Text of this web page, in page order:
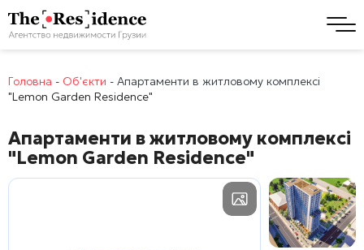
Головна - Об'єкти - Апартаменти в житловому комплексі
"Lemon Garden Residence"
Апартаменти в житловому комплексі
"Lemon Garden Residence"